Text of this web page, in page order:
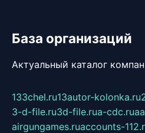
База организаций
Актуальный каталог
133chel.ru13autor-kolonka.ru
3-d-file.ru3d-file.rua-cdc.ru
airgungames.ruaccounts-